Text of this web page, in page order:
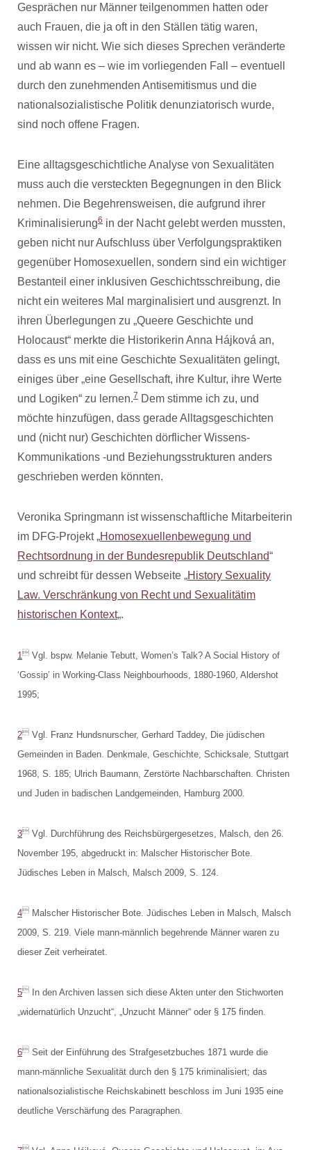
Gesprächen nur Männer teilgenommen hatten oder
auch Frauen, die ja oft in den Ställen tätig waren,
wissen wir nicht. Wie sich dieses Sprechen veränderte
und ab wann es – wie im vorliegenden Fall – eventuell
durch den zunehmenden Antisemitismus und die
nationalsozialistische Politik denunziatorisch wurde,
sind noch offene Fragen.
Eine alltagsgeschichtliche Analyse von Sexualitäten
muss auch die versteckten Begegnungen in den Blick
nehmen. Die Begehrensweisen, die aufgrund ihrer
Kriminalisierung6 in der Nacht gelebt werden mussten,
geben nicht nur Aufschluss über Verfolgungspraktiken
gegenüber Homosexuellen, sondern sind ein wichtiger
Bestanteil einer inklusiven Geschichtsschreibung, die
nicht ein weiteres Mal marginalisiert und ausgrenzt. In
ihren Überlegungen zu „Queere Geschichte und
Holocaust“ merkte die Historikerin Anna Hájková an,
dass es uns mit eine Geschichte Sexualitäten gelingt,
einiges über „eine Gesellschaft, ihre Kultur, ihre Werte
und Logiken“ zu lernen.7 Dem stimme ich zu, und
möchte hinzufügen, dass gerade Alltagsgeschichten
und (nicht nur) Geschichten dörflicher Wissens-
Kommunikations -und Beziehungsstrukturen anders
geschrieben werden könnten.
Veronika Springmann ist wissenschaftliche Mitarbeiterin
im DFG-Projekt „Homosexuellenbewegung und
Rechtsordnung in der Bundesrepublik Deutschland“
und schreibt für dessen Webseite „History Sexuality
Law. Verschränkung von Recht und Sexualitätim
historischen Kontext„.
1 Vgl. bspw. Melanie Tebutt, Women’s Talk? A Social History of
‘Gossip’ in Working-Class Neighbourhoods, 1880-1960, Aldershot
1995;
2 Vgl. Franz Hundsnurscher, Gerhard Taddey, Die jüdischen
Gemeinden in Baden. Denkmale, Geschichte, Schicksale, Stuttgart
1968, S. 185; Ulrich Baumann, Zerstörte Nachbarschaften. Christen
und Juden in badischen Landgemeinden, Hamburg 2000.
3 Vgl. Durchführung des Reichsbürgergesetzes, Malsch, den 26.
November 195, abgedruckt in: Malscher Historischer Bote.
Jüdisches Leben in Malsch, Malsch 2009, S. 124.
4 Malscher Historischer Bote. Jüdisches Leben in Malsch, Malsch
2009, S. 219. Viele mann-männlich begehrende Männer waren zu
dieser Zeit verheiratet.
5
In den Archiven lassen sich diese Akten unter den Stichworten
„widernatürlich Unzucht“, „Unzucht Männer“ oder § 175 finden.
6 Seit der Einführung des Strafgesetzbuches 1871 wurde die
mann-männliche Sexualität durch den § 175 kriminalisiert; das
nationalsozialistische Reichskabinett beschloss im Juni 1935 eine
deutliche Verschärfung des Paragraphen.
